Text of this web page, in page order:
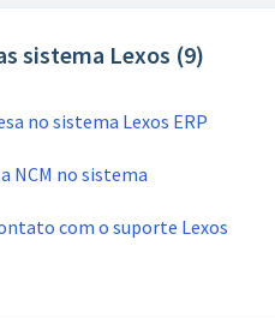
sistema Lexos (9)
no sistema Lexos ERP
NCM no sistema
com o suporte Lexos